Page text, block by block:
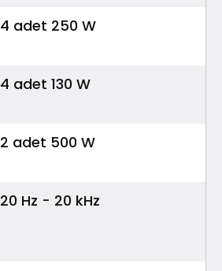
4 adet 250 W
4 adet 130 W
2 adet 500 W
20 Hz - 20 kHz